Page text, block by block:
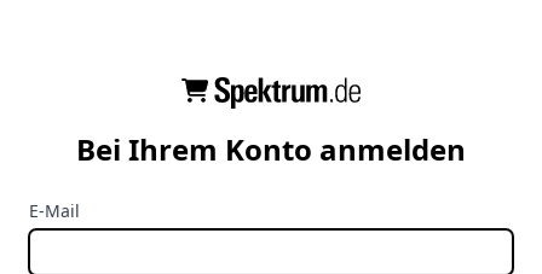
Bei Ihrem Konto anmelden
E-Mail